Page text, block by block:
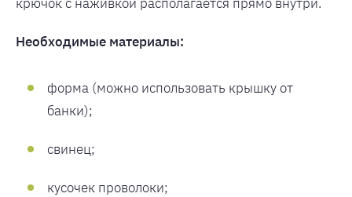
Необходимые материалы:
форма (можно использовать крышку от
банки);
свинец;
кусочек проволоки;